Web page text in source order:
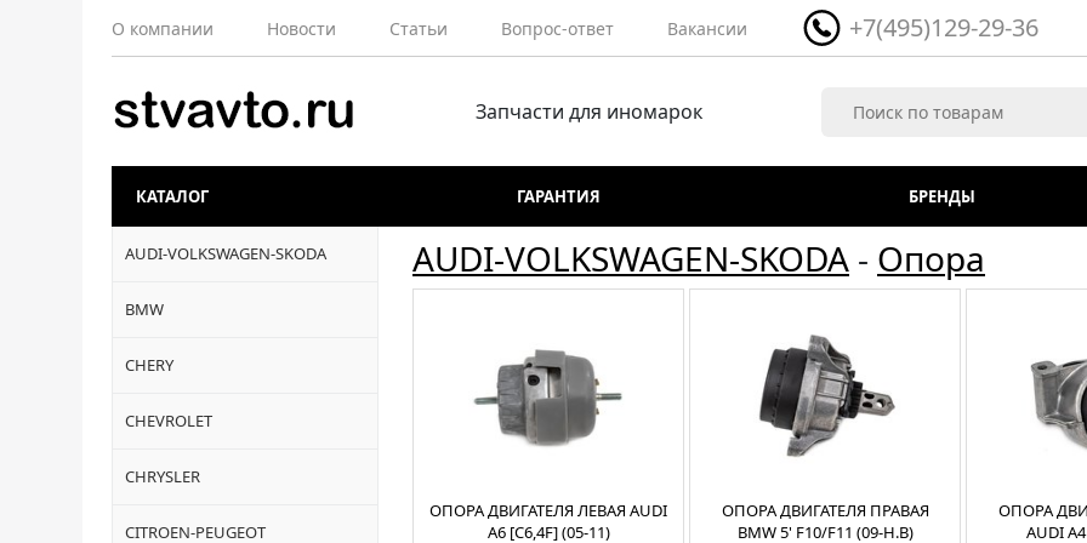
О компании Новости Статьи Вопрос-ответ Вакансии +7(495)129-29-36
Запчасти для иномарок
КАТАЛОГ ГАРАНТИЯ БРЕНДЫ
AUDI-VOLKSWAGEN-SKODA
BMW
CHERY
CHEVROLET
CHRYSLER
CITROEN-PEUGEOT
AUDI-VOLKSWAGEN-SKODA - Опора
ОПОРА ДВИГАТЕЛЯ ЛЕВАЯ AUDI
A6 [C6,4F] (05-11)
ОПОРА ДВИГАТЕЛЯ ПРАВАЯ
BMW 5' F10/F11 (09-Н.В)
ОПОРА
AUDI